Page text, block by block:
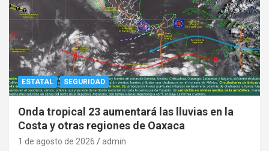
ESTATAL SEGURIDAD
Onda tropical 23 aumentará las lluvias en la
Costa y otras regiones de Oaxaca
1 de agosto de 2026 admin